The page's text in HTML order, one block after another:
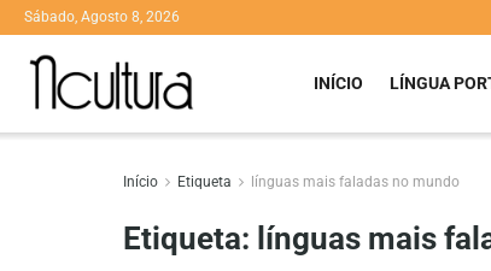
Sábado, Agosto 8, 2026
INÍCIO LÍNGUA
Início Etiqueta línguas mais faladas no mundo
Etiqueta: línguas mais